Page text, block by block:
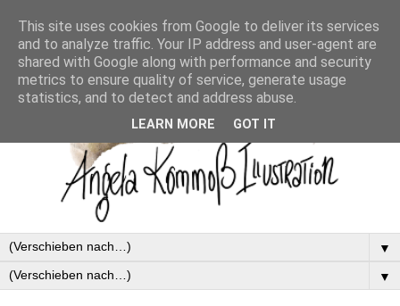
▼
▼
This site uses cookies from Google to deliver its services
and to analyze traffic. Your IP address and user-agent are
shared with Google along with performance and security
metrics to ensure quality of service, generate usage
statistics, and to detect and address abuse.
LEARN MORE GOT IT